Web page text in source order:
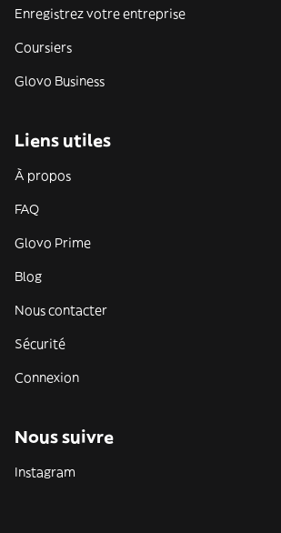
Enregistrez votre entreprise
Coursiers
Glovo Business
Liens utiles
À propos
FAQ
Glovo Prime
Blog
Nous contacter
Sécurité
Connexion
Nous suivre
Instagram